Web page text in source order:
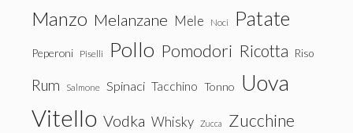
Manzo Melanzane Mele Noci Patate
Peperoni Piselli Pollo Pomodori Ricotta Riso
Rum Salmone Spinaci Tacchino Tonno Uova
Vitello Vodka Whisky Zucca Zucchine